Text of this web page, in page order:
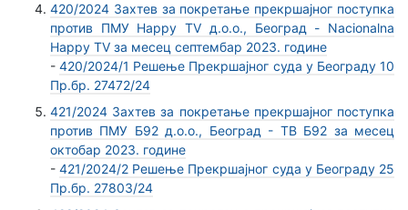
420/2024 Захтев за покретање прекршајног поступка
против ПМУ Happy TV д.о.о., Београд - Nacionalna
Happy TV за месец септембар 2023. године
-420/2024/1 Решење Прекршајног суда у Београду 10
Пр.бр. 27472/24
421/2024 Захтев за покретање прекршајног поступка
против ПМУ Б92 д.о.о., Београд - ТВ Б92 за месец
октобар 2023. године
-421/2024/2 Решење Прекршајног суда у Београду 25
Пр.бр. 27803/24